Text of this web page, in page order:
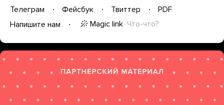
Телеграм Фейсбук Твиттер
PDF
Напишите нам
Magic link Что-что?